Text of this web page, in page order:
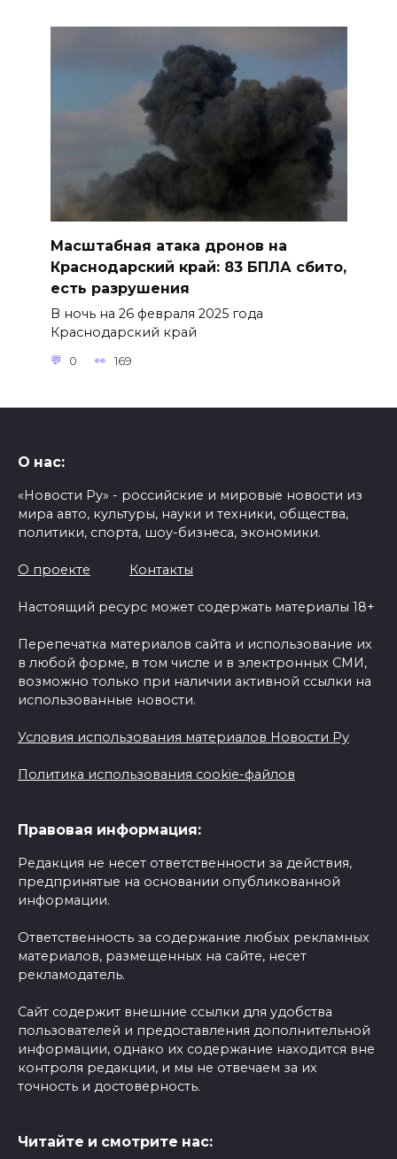
Масштабная атака дронов на
Краснодарский край: 83 БПЛА сбито,
есть разрушения
В ночь на 26 февраля 2025 года
Краснодарский край
0 169
О нас:
«Новости Ру» - российские и мировые новости из
мира авто, культуры, науки и техники, общества,
политики, спорта, шоу-бизнеса, экономики.
О проекте Контакты
Настоящий ресурс может содержать материалы 18+
Перепечатка материалов сайта и использование их
в любой форме, в том числе и в электронных СМИ,
возможно только при наличии активной ссылки на
использованные новости.
Условия использования материалов Новости Ру
Политика использования cookie-файлов
Правовая информация:
Редакция не несет ответственности за действия,
предпринятые на основании опубликованной
информации.
Ответственность за содержание любых рекламных
материалов, размещенных на сайте, несет
рекламодатель.
Сайт содержит внешние ссылки для удобства
пользователей и предоставления дополнительной
информации, однако их содержание находится вне
контроля редакции, и мы не отвечаем за их
точность и достоверность.
Читайте и смотрите нас: